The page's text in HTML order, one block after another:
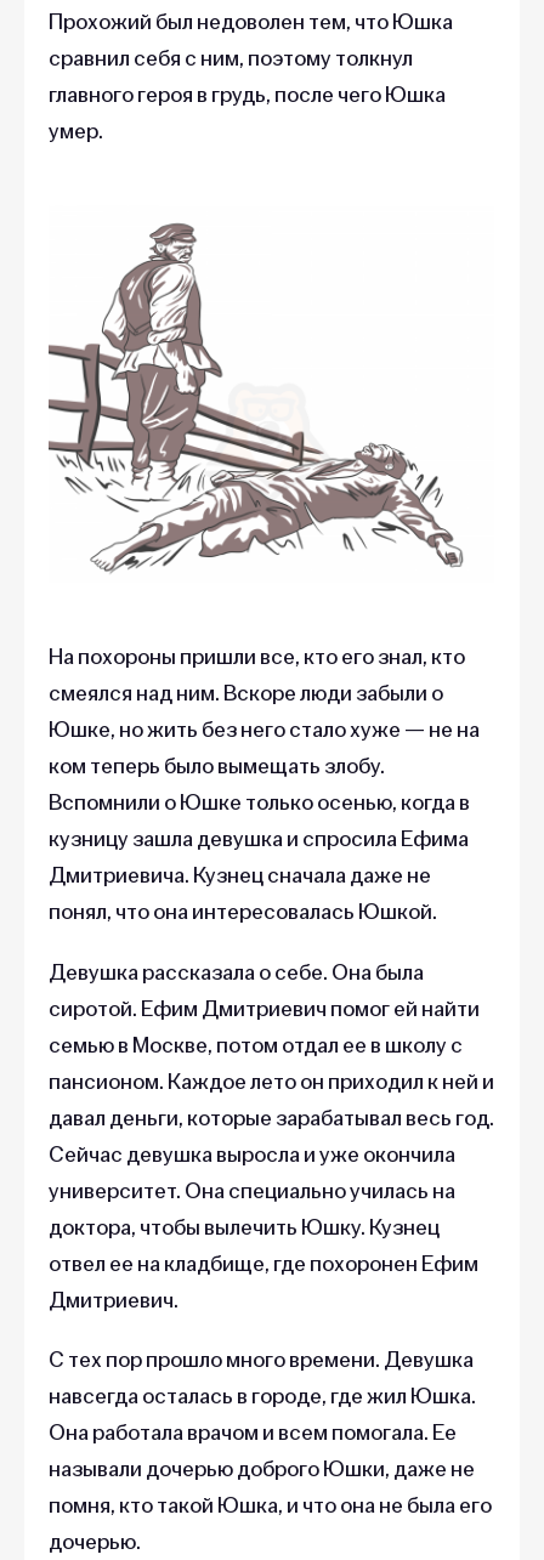
Прохожий был недоволен тем, что Юшка
сравнил себя с ним, поэтому толкнул
главного героя в грудь, после чего Юшка
умер.
На похороны пришли все, кто его знал, кто
смеялся над ним. Вскоре люди забыли о
Юшке, но жить без него стало хуже — не на
ком теперь было вымещать злобу.
Вспомнили о Юшке только осенью, когда в
кузницу зашла девушка и спросила Ефима
Дмитриевича. Кузнец сначала даже не
понял, что она интересовалась Юшкой.
Девушка рассказала о себе. Она была
сиротой. Ефим Дмитриевич помог ей найти
семью в Москве, потом отдал ее в школу с
пансионом. Каждое лето он приходил к ней и
давал деньги, которые зарабатывал весь год.
Сейчас девушка выросла и уже окончила
университет. Она специально училась на
доктора, чтобы вылечить Юшку. Кузнец
отвел ее на кладбище, где похоронен Ефим
Дмитриевич.
С тех пор прошло много времени. Девушка
навсегда осталась в городе, где жил Юшка.
Она работала врачом и всем помогала. Ее
называли дочерью доброго Юшки, даже не
помня, кто такой Юшка, и что она не была его
дочерью.